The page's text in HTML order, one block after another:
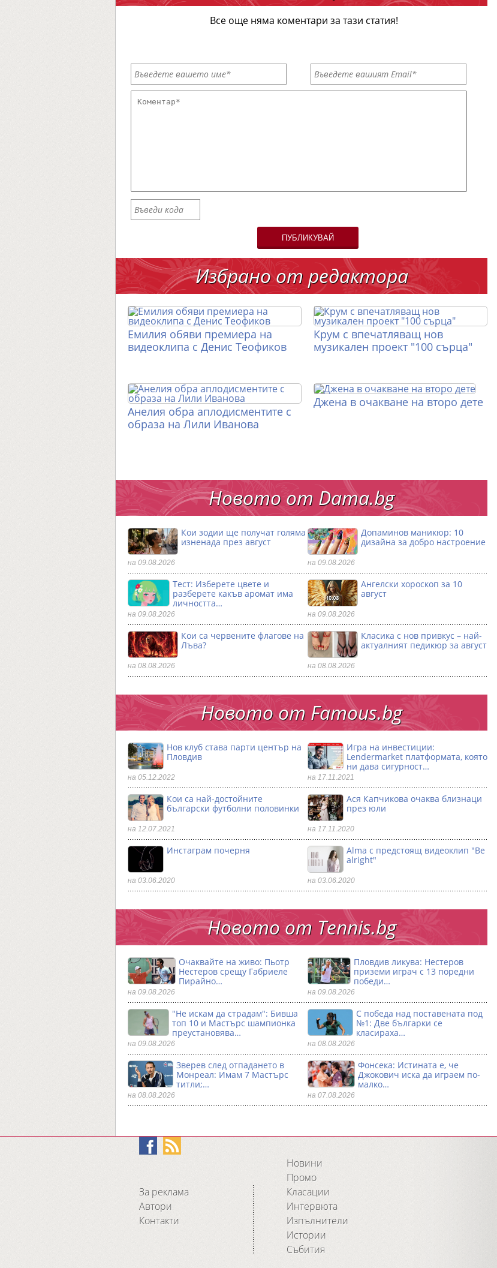
Все още няма коментари за тази статия!
ПУБЛИКУВАЙ
Избрано от редактора
Емилия обяви премиера на
видеоклипа с Денис Теофиков
Крум с впечатляващ нов
музикален проект "100 сърца"
Анелия обра аплодисментите с
образа на Лили Иванова
Джена в очакване на второ дете
Новото от Dama.bg
Кои зодии ще получат голяма
изненада през август
на 09.08.2026
Допаминов маникюр: 10
дизайна за добро настроение
на 09.08.2026
Тест: Изберете цвете и
разберете какъв аромат има
личността…
на 09.08.2026
Ангелски хороскоп за 10
август
на 09.08.2026
Кои са червените флагове на
Лъва?
на 08.08.2026
Класика с нов привкус – най-
актуалният педикюр за август
на 08.08.2026
Новото от Famous.bg
Нов клуб става парти център на
Пловдив
на 05.12.2022
Игра на инвестиции:
Lendermarket платформата, която
ни дава сигурност…
на 17.11.2021
Кои са най-достойните
български футболни половинки
на 12.07.2021
Ася Капчикова очаква близнаци
през юли
на 17.11.2020
Инстаграм почерня
на 03.06.2020
Alma с предстоящ видеоклип "Be
alright"
на 03.06.2020
Новото от Тennis.bg
Очаквайте на живо: Пьотр
Нестеров срещу Габриеле
Пирайно…
на 09.08.2026
Пловдив ликува: Нестеров
приземи играч с 13 поредни
победи…
на 09.08.2026
"Не искам да страдам": Бивша
топ 10 и Мастърс шампионка
преустановява…
на 09.08.2026
С победа над поставената под
№1: Две българки се
класираха…
на 08.08.2026
Зверев след отпадането в
Монреал: Имам 7 Мастърс
титли;…
на 08.08.2026
Фонсека: Истината е, че
Джокович иска да играем по-
малко…
на 07.08.2026
За реклама
Автори
Контакти
Новини
Промо
Класации
Интервюта
Изпълнители
Истории
Събития